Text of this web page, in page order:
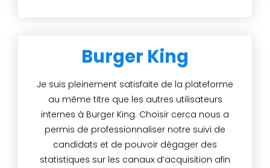
Burger King
Je suis pleinement satisfaite de la plateforme
au même titre que les autres utilisateurs
internes à Burger King. Choisir cerca nous a
permis de professionnaliser notre suivi de
candidats et de pouvoir dégager des
statistiques sur les canaux d’acquisition afin